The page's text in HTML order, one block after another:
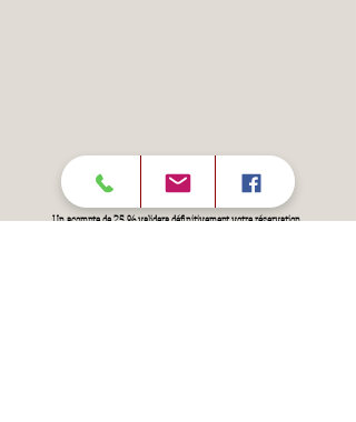
Un acompte de 25 % validera définitivement votre réservation.